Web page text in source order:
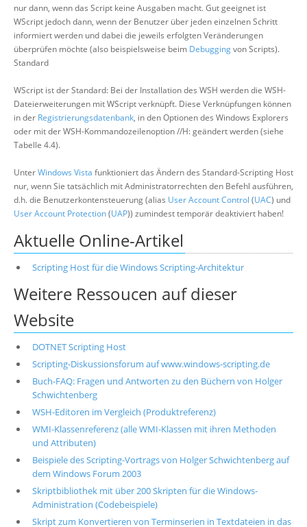
nur dann, wenn das Script keine Ausgaben macht. Gut geeignet ist
WScript jedoch dann, wenn der Benutzer über jeden einzelnen Schritt
informiert werden und dabei die jeweils erfolgten Veränderungen
überprüfen möchte (also beispielsweise beim Debuggingvon Scripts).
Standard
WScript ist der Standard: Bei der Installation des WSH werden die WSH-
Dateierweiterungen mit WScript verknüpft. Diese Verknüpfungen können
in der Registrierungsdatenbank, in den Optionen des Windows Explorers
oder mit der WSH-Kommandozeilenoption //H: geändert werden (siehe
Tabelle 4.4).
UnterWindows Vista funktioniert das Ändern des Standard-Scripting Host
nur, wenn Sie tatsächlich mit Administratorrechten den Befehl ausführen,
d.h. die Benutzerkontensteuerung (alias User Account Control (UAC) und
User Account Protection(UAP)) zumindest temporär deaktiviert haben!
Aktuelle Online-Artikel
Scripting Host für die Windows Scripting-Architektur
Weitere Ressoucen auf dieser
Website
DOTNET Scripting Host
Scripting-Diskussionsforum auf www.windows-scripting.de
Buch-FAQ: Fragen und Antworten zu den Büchern von Holger
Schwichtenberg
WSH-Editoren im Vergleich (Produktreferenz)
WMI-Klassenreferenz (alle WMI-Klassen mit ihren Methoden
und Attributen)
Beispiele des Scripting-Vortrags von Holger Schwichtenberg auf
dem Windows Forum 2003
Skriptbibliothek mit über 200 Skripten für die Windows-
Administration (Codebeispiele)
Skript zum Konvertieren von Terminserien in Textdateien in das